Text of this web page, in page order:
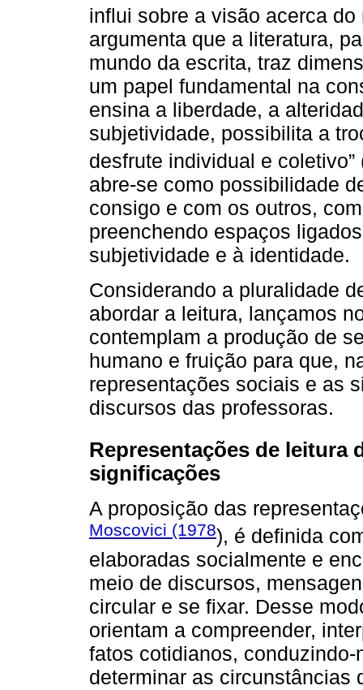
influi sobre a visão acerca
argumenta que a literatura,
mundo da escrita, traz
um papel fundamental na
ensina a liberdade, a
subjetividade, possibilita a
desfrute individual e coletivo”
abre-se como possibilidade
consigo e com os outros,
preenchendo espaços
subjetividade e à identidade.
Considerando a pluralidade
abordar a leitura, lançamos
contemplam a produção de
humano e fruição para que,
representações sociais e as
discursos das professoras.
Representações de leitura
significações
A proposição das
Moscovici (1978), é definida
elaboradas socialmente e
meio de discursos,
circular e se fixar. Desse
orientam a compreender,
fatos cotidianos,
determinar as circunstâncias